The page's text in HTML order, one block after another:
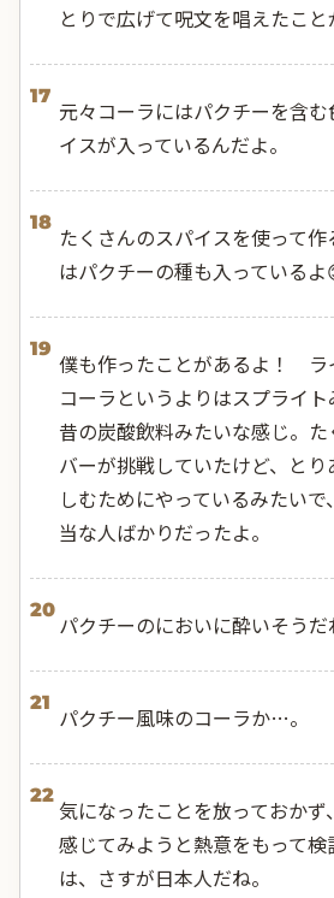
とりで広げて呪文を唱えたこと
17
元々コーラにはパクチーを含
イスが入っているんだよ。
18
たくさんのスパイスを使って
はパクチーの種も入っているよ
19
僕も作ったことがあるよ！ ラ
コーラというよりはスプライト
昔の炭酸飲料みたいな感じ。
バーが挑戦していたけど、と
しむためにやっているみたい
当な人ばかりだったよ。
20
パクチーのにおいに酔いそうだ
21
パクチー風味のコーラか…。
22
気になったことを放っておか
感じてみようと熱意をもって
は、さすが日本人だね。